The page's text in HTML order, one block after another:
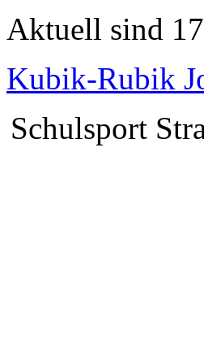
Aktuell sind
Kubik-Rubik
Schulsport